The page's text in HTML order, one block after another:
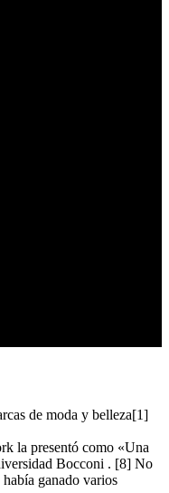
de moda y belleza[1]
la presentó como «Una
Bocconi . [8] No
ganado varios